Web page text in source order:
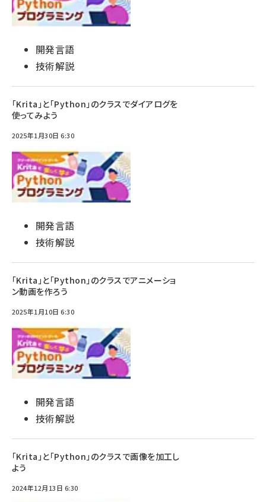
開発言語
技術解説
「Krita」と「Python」のクラスでダイアログを
使ってみよう
2025年1月30日 6:30
開発言語
技術解説
「Krita」と「Python」のクラスでアニメーショ
ン動画を作ろう
2025年1月10日 6:30
開発言語
技術解説
「Krita」と「Python」のクラスで画像を加工し
よう
2024年12月13日 6:30